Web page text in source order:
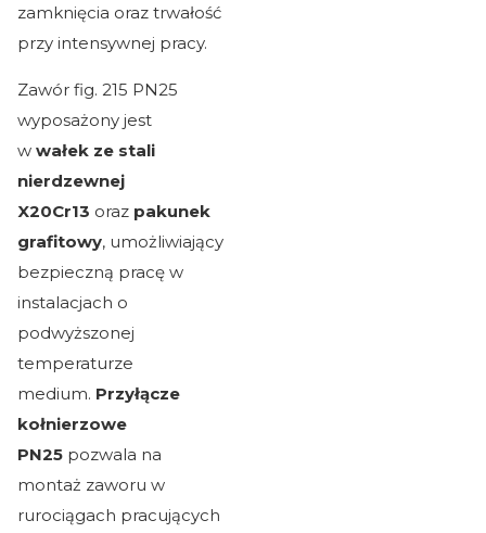
zamknięcia oraz trwałość
przy intensywnej pracy.
Zawór fig. 215 PN25
wyposażony jest
w wałek ze stali
nierdzewnej
X20Cr13 oraz pakunek
grafitowy, umożliwiający
bezpieczną pracę w
instalacjach o
podwyższonej
temperaturze
medium. Przyłącze
kołnierzowe
PN25 pozwala na
montaż zaworu w
rurociągach pracujących